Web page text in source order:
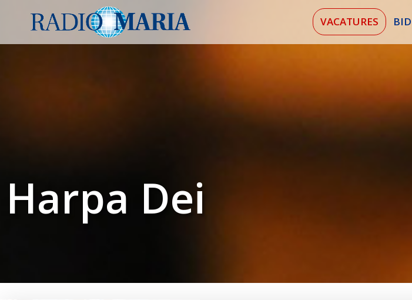
VACATURES
Harpa Dei